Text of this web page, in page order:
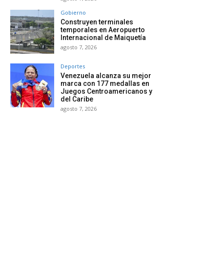
Gobierno
Construyen terminales
temporales en Aeropuerto
Internacional de Maiquetía
agosto 7, 2026
Deportes
Venezuela alcanza su mejor
marca con 177 medallas en
Juegos Centroamericanos y
del Caribe
agosto 7, 2026